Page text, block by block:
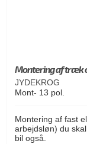
Montering af træk
JYDEKROG
Mont- 13 pol.
Montering af fast
arbejdsløn) du
bil også.